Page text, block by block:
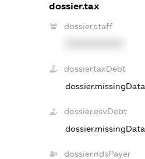
dossier.tax
dossier.staff
dossier.taxDebt
dossier.missingData
dossier.esvDebt
dossier.missingData
dossier.ndsPayer